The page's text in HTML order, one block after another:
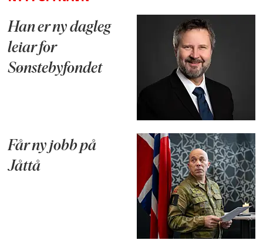
Han er ny dagleg
leiar for
Sønstebyfondet
Får ny jobb på
Jåttå